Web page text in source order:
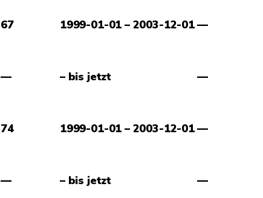
67 1999-01-01 – 2003-12-01—
— – bis jetzt —
74 1999-01-01 – 2003-12-01—
— – bis jetzt —